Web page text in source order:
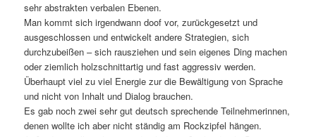
sehr abstrakten verbalen Ebenen.
Man kommt sich irgendwann doof vor, zurückgesetzt und
ausgeschlossen und entwickelt andere Strategien, sich
durchzubeißen – sich rausziehen und sein eigenes Ding machen
oder ziemlich holzschnittartig und fast aggressiv werden.
Überhaupt viel zu viel Energie zur die Bewältigung von Sprache
und nicht von Inhalt und Dialog brauchen.
Es gab noch zwei sehr gut deutsch sprechende Teilnehmerinnen,
denen wollte ich aber nicht ständig am Rockzipfel hängen.